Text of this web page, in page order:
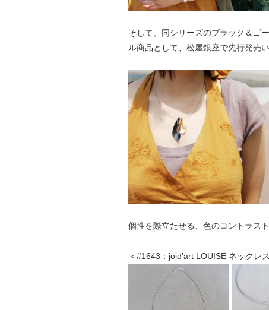
そして、同シリーズのブラック＆ゴ
ル商品として、松屋銀座で先行発売
個性を際立たせる、色のコントラス
＜#1643：joid’art LOUISE ネックレ